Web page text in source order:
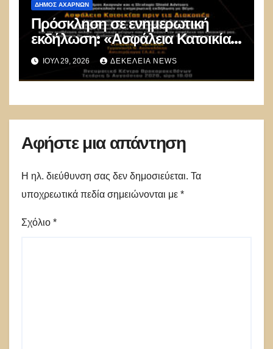
ΔΉΜΟΣ ΑΧΑΡΝΏΝ
Πρόσκληση σε ενημερωτική
εκδήλωση: «Ασφάλεια Κατοικίας
πριν τις Διακοπές»
ΙΟΎΛ 29, 2026 ΔΕΚΈΛΕΙΑ NEWS
Αφήστε μια απάντηση
Η ηλ. διεύθυνση σας δεν δημοσιεύεται. Τα
υποχρεωτικά πεδία σημειώνονται με *
Σχόλιο *